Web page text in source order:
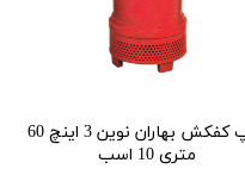
پمپ کفکش بهاران نوین 3 اینچ 60
متری 10 اسب